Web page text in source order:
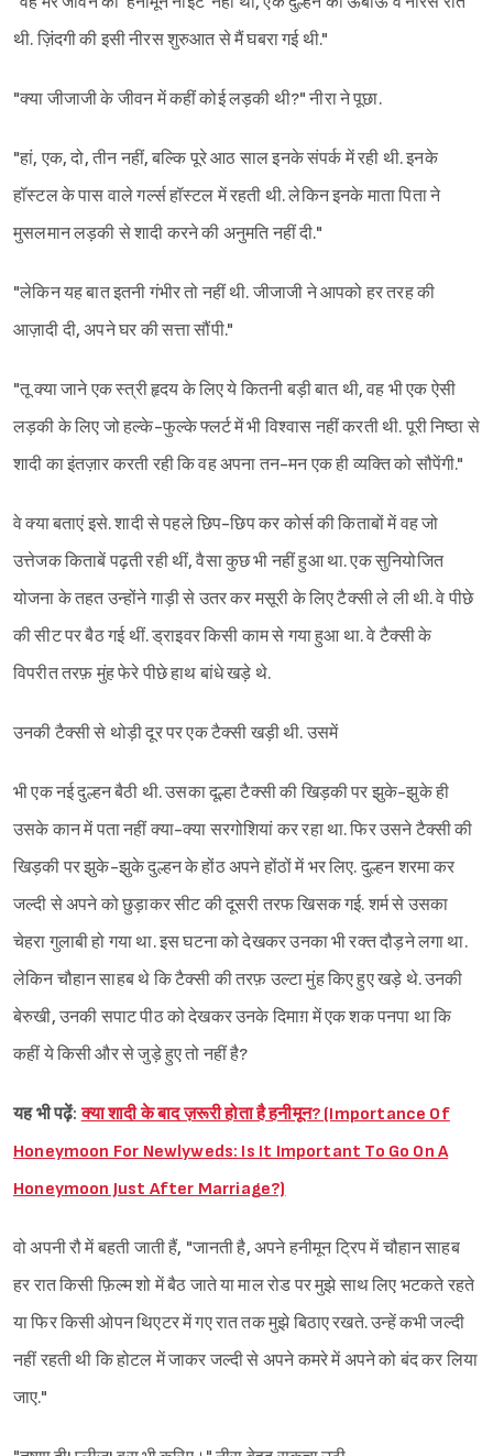
थी. ज़िंदगी की इसी नीरस शुरुआत से मैं घबरा गई थी."
"क्या जीजाजी के जीवन में कहीं कोई लड़की थी?" नीरा ने पूछा.
"हां, एक, दो, तीन नहीं, बल्कि पूरे आठ साल इनके संपर्क में रही थी. इनके
हॉस्टल के पास वाले गर्ल्स हॉस्टल में रहती थी. लेकिन इनके माता पिता ने
मुसलमान लड़की से शादी करने की अनुमति नहीं दी."
"लेकिन यह बात इतनी गंभीर तो नहीं थी. जीजाजी ने आपको हर तरह की
आज़ादी दी, अपने घर की सत्ता सौंपी."
"तू क्या जाने एक स्त्री हृदय के लिए ये कितनी बड़ी बात थी, वह भी एक ऐसी
लड़की के लिए जो हल्के-फुल्के फ्लर्ट में भी विश्वास नहीं करती थी. पूरी निष्ठा से
शादी का इंतज़ार करती रही कि वह अपना तन-मन एक ही व्यक्ति को सौपेंगी."
वे क्या बताएं इसे. शादी से पहले छिप-छिप कर कोर्स की किताबों में वह जो
उत्तेजक किताबें पढ़ती रही थीं, वैसा कुछ भी नहीं हुआ था. एक सुनियोजित
योजना के तहत उन्होंने गाड़ी से उतर कर मसूरी के लिए टैक्सी ले ली थी. वे पीछे
की सीट पर बैठ गई थीं. ड्राइवर किसी काम से गया हुआ था. वे टैक्सी के
विपरीत तरफ़ मुंह फेरे पीछे हाथ बांधे खड़े थे.
उनकी टैक्सी से थोड़ी दूर पर एक टैक्सी खड़ी थी. उसमें
भी एक नई दुल्हन बैठी थी. उसका दूल्हा टैक्सी की खिड़की पर झुके-झुके ही
उसके कान में पता नहीं क्या-क्या सरगोशियां कर रहा था. फिर उसने टैक्सी की
खिड़की पर झुके-झुके दुल्हन के होंठ अपने होंठों में भर लिए. दुल्हन शरमा कर
जल्दी से अपने को छुड़ाकर सीट की दूसरी तरफ खिसक गई. शर्म से उसका
चेहरा गुलाबी हो गया था. इस घटना को देखकर उनका भी रक्त दौड़ने लगा था.
लेकिन चौहान साहब थे कि टैक्सी की तरफ़ उल्टा मुंह किए हुए खड़े थे. उनकी
बेरुखी, उनकी सपाट पीठ को देखकर उनके दिमाग़ में एक शक पनपा था कि
कहीं ये किसी और से जुड़े हुए तो नहीं है?
यह भी पढ़ें:क्या शादी के बाद ज़रूरी होता है हनीमून? (Importance Of
Honeymoon For Newlyweds: Is It Important To Go On A
Honeymoon Just After Marriage?)
वो अपनी रौ में बहती जाती हैं, "जानती है, अपने हनीमून ट्रिप में चौहान साहब
हर रात किसी फ़िल्म शो में बैठ जाते या माल रोड पर मुझे साथ लिए भटकते रहते
या फिर किसी ओपन थिएटर में गए रात तक मुझे बिठाए रखते. उन्हें कभी जल्दी
नहीं रहती थी कि होटल में जाकर जल्दी से अपने कमरे में अपने को बंद कर लिया
जाए."